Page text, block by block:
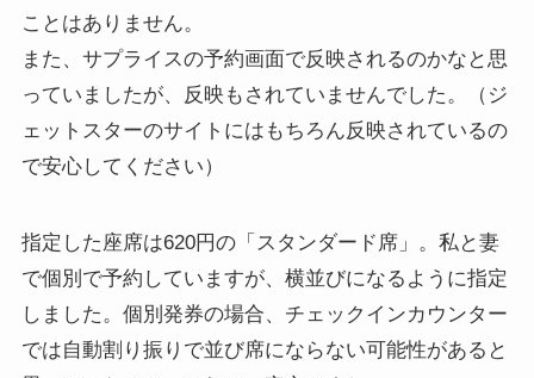
ことはありません。
また、サプライスの予約画面で反映されるのかなと思
っていましたが、反映もされていませんでした。（ジ
ェットスターのサイトにはもちろん反映されているの
で安心してください）
指定した座席は620円の「スタンダード席」。私と妻
で個別で予約していますが、横並びになるように指定
しました。個別発券の場合、チェックインカウンター
では自動割り振りで並び席にならない可能性があると